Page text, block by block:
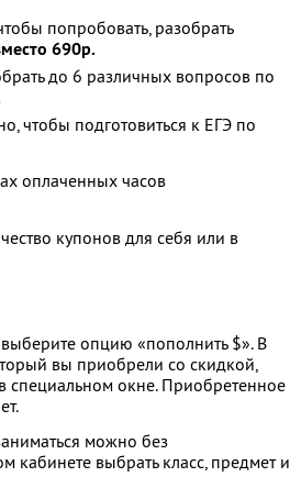
попробовать, разобрать
690р.
до 6 различных вопросов по
чтобы подготовиться к ЕГЭ по
оплаченных часов
купонов для себя или в
опцию «пополнить $». В
вы приобрели со скидкой,
специальном окне. Приобретенное
можно без
кабинете выбрать класс, предмет и